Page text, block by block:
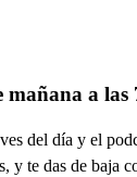
mañana a las
del día y el
y te das de baja